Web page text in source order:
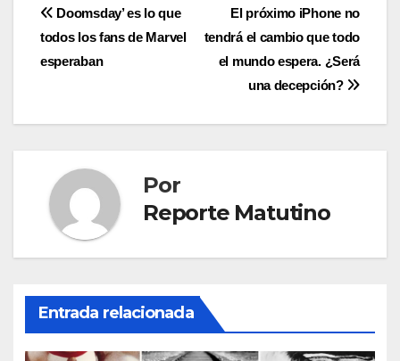
Navegación
de
El próximo iPhone no
tendrá el cambio que todo
el mundo espera. ¿Será
una decepción?
Doomsday’ es lo que
todos los fans de Marvel
esperaban
Por
Reporte Matutino
Entrada relacionada